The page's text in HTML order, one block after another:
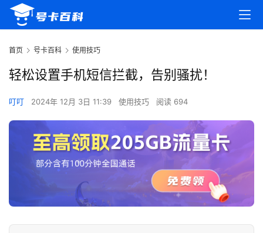
首页 号卡百科 使用技巧
轻松设置手机短信拦截，告别骚扰！
叮叮 2024年 12月 3日 11:39 使用技巧 阅读 694